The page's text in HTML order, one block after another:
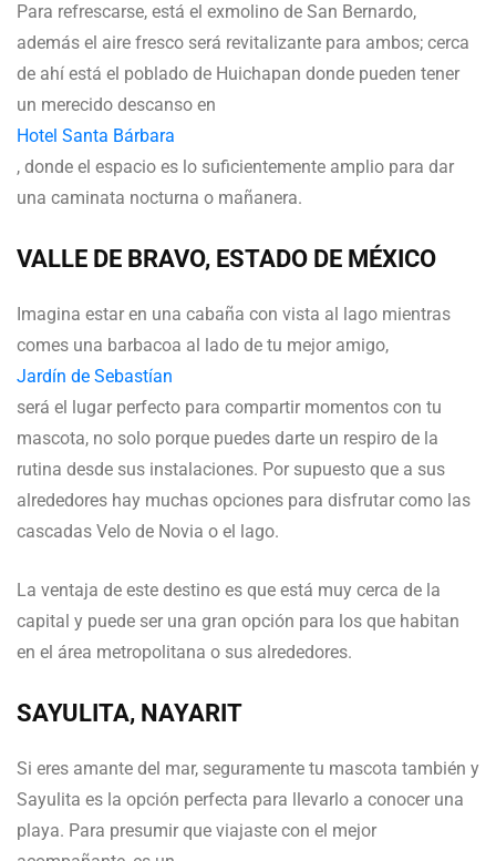
Para refrescarse, está el exmolino de San Bernardo,
además el aire fresco será revitalizante para ambos; cerca
de ahí está el poblado de Huichapan donde pueden tener
un merecido descanso en
Hotel Santa Bárbara
, donde el espacio es lo suficientemente amplio para dar
una caminata nocturna o mañanera.
VALLE DE BRAVO, ESTADO DE MÉXICO
Imagina estar en una cabaña con vista al lago mientras
comes una barbacoa al lado de tu mejor amigo,
Jardín de Sebastían
será el lugar perfecto para compartir momentos con tu
mascota, no solo porque puedes darte un respiro de la
rutina desde sus instalaciones. Por supuesto que a sus
alrededores hay muchas opciones para disfrutar como las
cascadas Velo de Novia o el lago.
La ventaja de este destino es que está muy cerca de la
capital y puede ser una gran opción para los que habitan
en el área metropolitana o sus alrededores.
SAYULITA, NAYARIT
Si eres amante del mar, seguramente tu mascota también y
Sayulita es la opción perfecta para llevarlo a conocer una
playa. Para presumir que viajaste con el mejor